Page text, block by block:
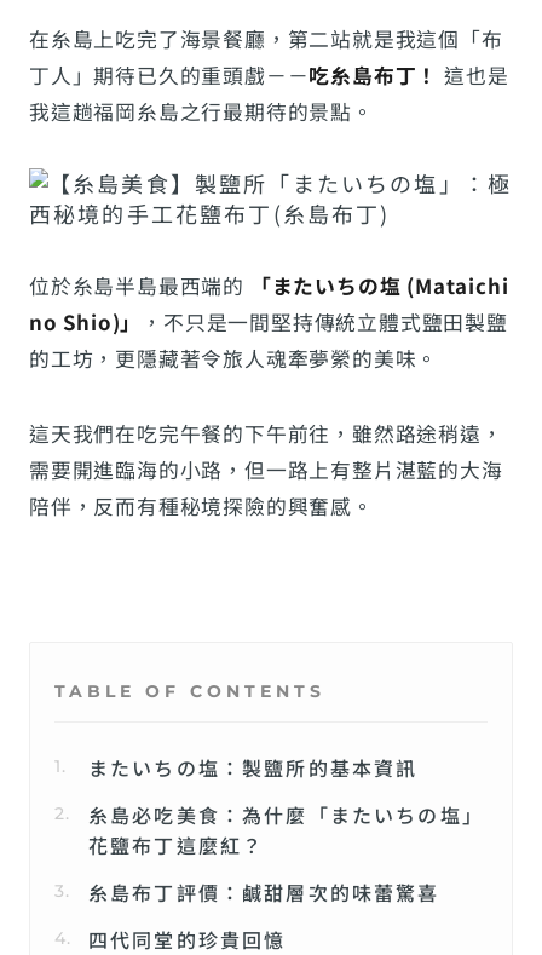
在糸島上吃完了海景餐廳，第二站就是我這個「布
丁人」期待已久的重頭戲－－吃糸島布丁！ 這也是
我這趟福岡糸島之行最期待的景點。
位於糸島半島最西端的
「またいちの塩 (Mataichi
no Shio)」
，不只是一間堅持傳統立體式鹽田製鹽
的工坊，更隱藏著令旅人魂牽夢縈的美味。
這天我們在吃完午餐的下午前往，雖然路途稍遠，
需要開進臨海的小路，但一路上有整片湛藍的大海
陪伴，反而有種秘境探險的興奮感。
TABLE OF CONTENTS
またいちの塩：製鹽所的基本資訊
糸島必吃美食：為什麼「またいちの塩」
花鹽布丁這麼紅？
糸島布丁評價：鹹甜層次的味蕾驚喜
四代同堂的珍貴回憶